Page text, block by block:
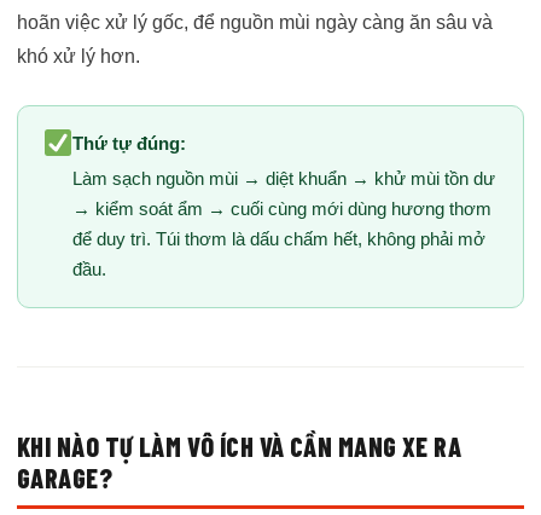
hoãn việc xử lý gốc, để nguồn mùi ngày càng ăn sâu và
khó xử lý hơn.
Thứ tự đúng:
Làm sạch nguồn mùi → diệt khuẩn → khử mùi tồn dư
→ kiểm soát ẩm → cuối cùng mới dùng hương thơm
để duy trì. Túi thơm là dấu chấm hết, không phải mở
đầu.
KHI NÀO TỰ LÀM VÔ ÍCH VÀ CẦN MANG XE RA
GARAGE?